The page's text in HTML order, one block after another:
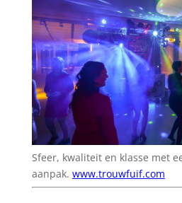
Sfeer, kwaliteit en klasse met
aanpak. www.trouwfuif.com